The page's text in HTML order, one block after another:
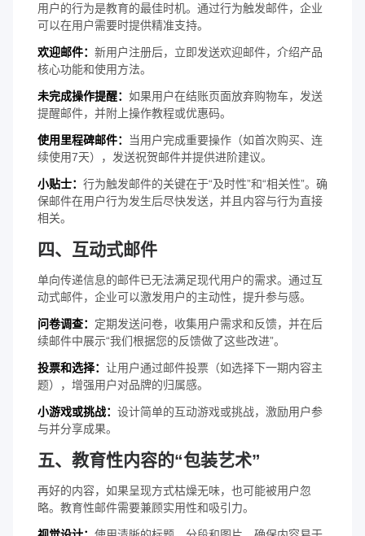
用户的行为是教育的最佳时机。通过行为触发邮件，企业
可以在用户需要时提供精准支持。
欢迎邮件： 新用户注册后，立即发送欢迎邮件，介绍产品
核心功能和使用方法。
未完成操作提醒： 如果用户在结账页面放弃购物车，发送
提醒邮件，并附上操作教程或优惠码。
使用里程碑邮件：
当用户完成重要操作（如首次购买、连
续使用7天），发送祝贺邮件并提供进阶建议。
小贴士： 行为触发邮件的关键在于“及时性”和“相关性”。确
保邮件在用户行为发生后尽快发送，并且内容与行为直接
相关。
四、互动式邮件
单向传递信息的邮件已无法满足现代用户的需求。通过互
动式邮件，企业可以激发用户的主动性，提升参与感。
问卷调查： 定期发送问卷，收集用户需求和反馈，并在后
续邮件中展示“我们根据您的反馈做了这些改进”。
投票和选择： 让用户通过邮件投票（如选择下一期内容主
题），增强用户对品牌的归属感。
小游戏或挑战： 设计简单的互动游戏或挑战，激励用户参
与并分享成果。
五、教育性内容的“包装艺术”
再好的内容，如果呈现方式枯燥无味，也可能被用户忽
略。教育性邮件需要兼顾实用性和吸引力。